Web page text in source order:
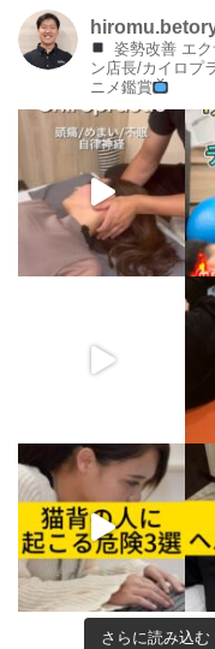
姿勢改善 エ
ン店長/カイロプ
ニメ鑑賞
さらに読み込む